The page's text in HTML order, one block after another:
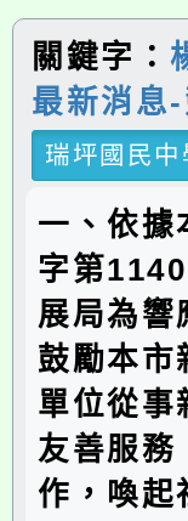
關鍵字：
最新消息
瑞坪國民中
一、依據
字第
展局為響
鼓勵本市
單位從事
友善服務
作，喚起